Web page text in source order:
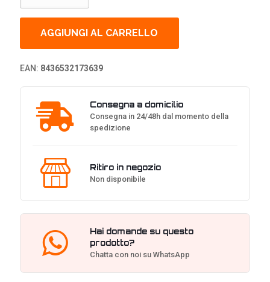
PRO
SPECTRA
Tastiera
MX
Red,
Layout
ITA
Nero
quantità
AGGIUNGI AL CARRELLO
EAN: 8436532173639
Consegna a domicilio
Consegna in 24/48h dal momento della
spedizione
Ritiro in negozio
Non disponibile
Hai domande su questo
prodotto?
Chatta con noi su WhatsApp